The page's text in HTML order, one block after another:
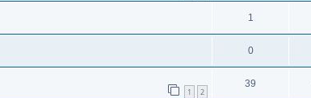
1
0
1 2
39